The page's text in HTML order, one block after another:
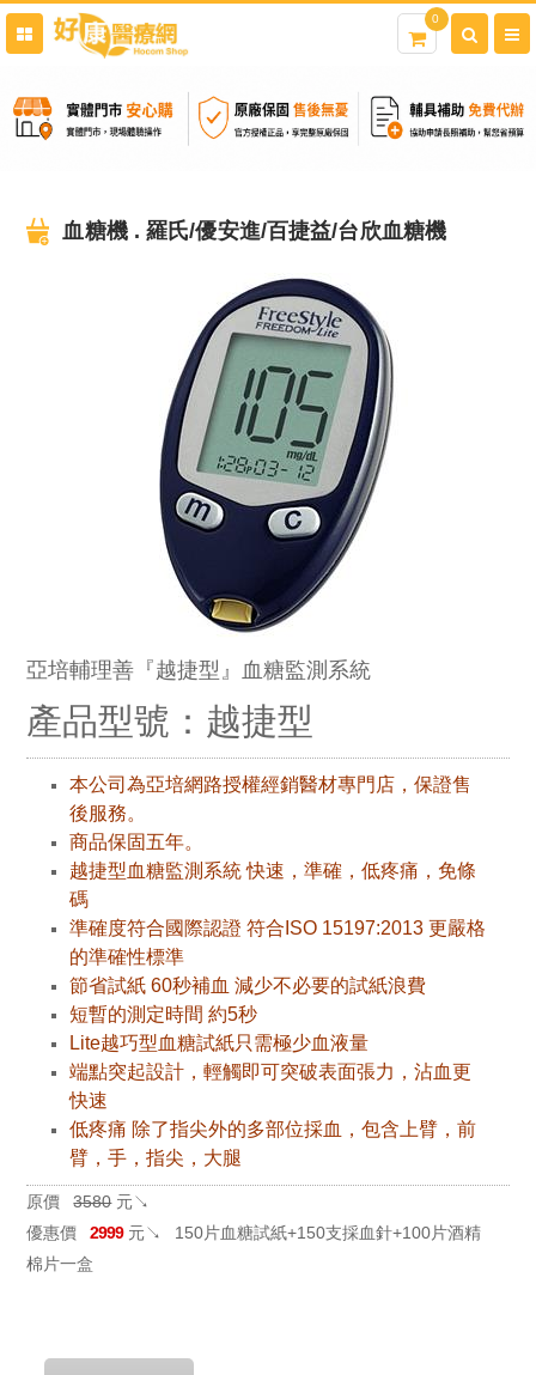
0
血糖機 . 羅氏/優安進/百捷益/台欣血糖機
亞培輔理善『越捷型』血糖監測系統
產品型號：越捷型
本公司為亞培網路授權經銷醫材專門店，保證售
後服務。
商品保固五年。
越捷型血糖監測系統 快速，準確，低疼痛，免條
碼
準確度符合國際認證 符合ISO 15197:2013 更嚴格
的準確性標準
節省試紙 60秒補血 減少不必要的試紙浪費
短暫的測定時間 約5秒
Lite越巧型血糖試紙只需極少血液量
端點突起設計，輕觸即可突破表面張力，沾血更
快速
低疼痛 除了指尖外的多部位採血，包含上臂，前
臂，手，指尖，大腿
原價 3580元↘
優惠價
2999元↘
150片血糖試紙+150支採血針+100片酒精
棉片一盒